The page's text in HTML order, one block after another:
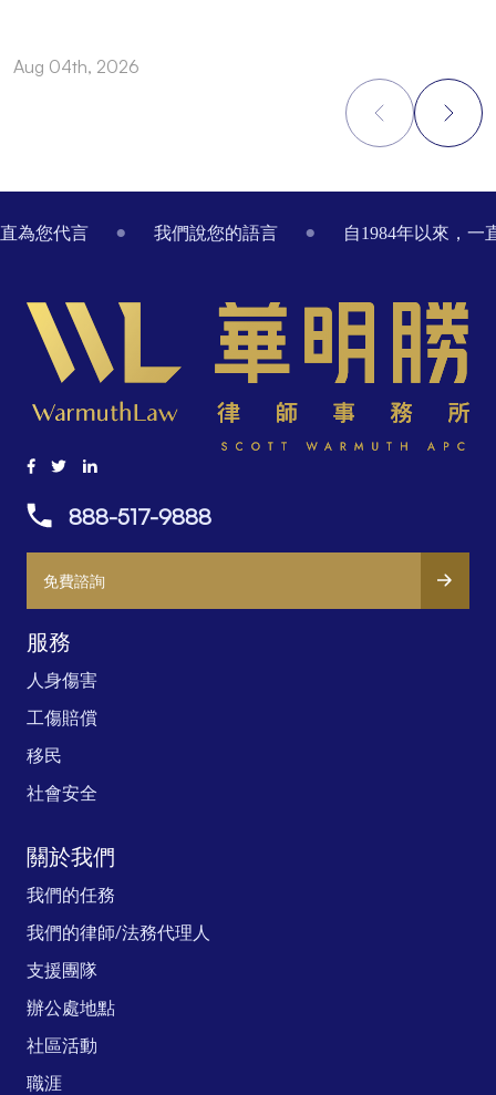
Aug 04th, 2026
為您代言 我們說您的語言 自1984年以來，一
服務
人身傷害
工傷賠償
移民
社會安全
關於我們
我們的任務
我們的律師/法務代理人
支援團隊
辦公處地點
社區活動
職涯
888-517-9888
免費諮詢